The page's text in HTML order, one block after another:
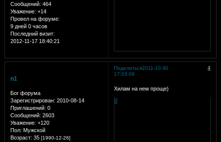
Сообщений: 464
Уважение: +14
Провел на форуме:
9 дней 0 часов
Последний визит:
2012-11-17 18:40:21
Поделиться 4
2011-10-30
17:03:08
n1
Бог форума
Зарегистрирован: 2010-08-14
Приглашений: 0
Сообщений: 2603
Уважение: +120
Пол: Мужской
Возраст: 35 [1990-12-26]
Хилам на нем проще)
0